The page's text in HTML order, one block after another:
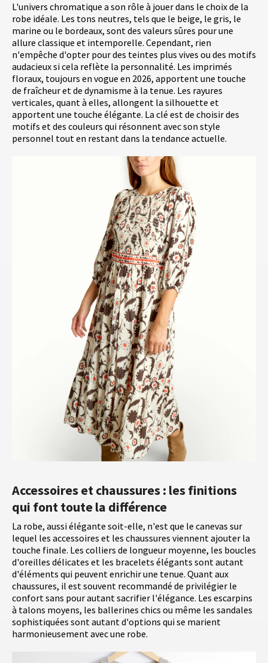
L'univers chromatique a son rôle à jouer dans le choix de la
robe idéale. Les tons neutres, tels que le beige, le gris, le
marine ou le bordeaux, sont des valeurs sûres pour une
allure classique et intemporelle. Cependant, rien
n'empêche d'opter pour des teintes plus vives ou des motifs
audacieux si cela reflète la personnalité. Les imprimés
floraux, toujours en vogue en 2026, apportent une touche
de fraîcheur et de dynamisme à la tenue. Les rayures
verticales, quant à elles, allongent la silhouette et
apportent une touche élégante. La clé est de choisir des
motifs et des couleurs qui résonnent avec son style
personnel tout en restant dans la tendance actuelle.
Accessoires et chaussures : les finitions
qui font toute la différence
La robe, aussi élégante soit-elle, n'est que le canevas sur
lequel les accessoires et les chaussures viennent ajouter la
touche finale. Les colliers de longueur moyenne, les boucles
d'oreilles délicates et les bracelets élégants sont autant
d'éléments qui peuvent enrichir une tenue. Quant aux
chaussures, il est souvent recommandé de privilégier le
confort sans pour autant sacrifier l'élégance. Les escarpins
à talons moyens, les ballerines chics ou même les sandales
sophistiquées sont autant d'options qui se marient
harmonieusement avec une robe.